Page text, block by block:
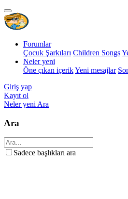
Forumlar
Çocuk Şarkıları Children Songs
Neler yeni
Öne çıkan içerikYeni mesajlar
Giriş yap
Kayıt ol
Neler yeni Ara
Ara
Sadece başlıkları ara